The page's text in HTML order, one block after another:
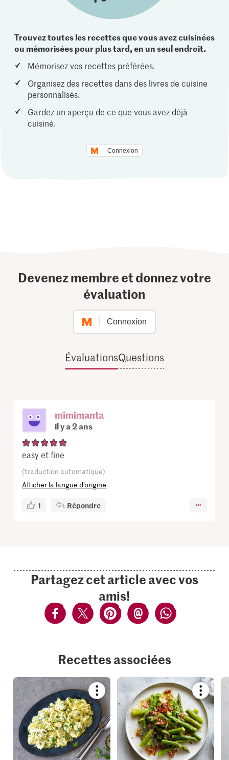
Trouvez toutes les recettes que vous avez cuisinées
ou mémorisées pour plus tard, en un seul endroit.
Mémorisez vos recettes préférées.
Organisez des recettes dans des livres de cuisine
personnalisés.
Gardez un aperçu de ce que vous avez déjà
cuisiné.
Connexion
Devenez membre et donnez votre
évaluation
Connexion
ÉvaluationsQuestions
mimimanta
il y a 2 ans
easy et fine
(traduction automatique)
Afficher la langue d’origine
1 Répondre
Partagez cet article avec vos
amis!
Recettes associées
Bookmark
recipe
or
add
it
to
your
collections.
recipe
or
add
it
to
your